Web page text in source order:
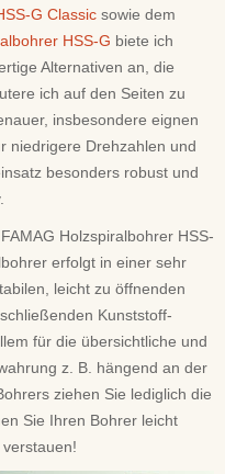
G Classic sowie dem
HSS-G biete ich
Alternativen an, die
ich auf den Seiten zu
insbesondere eignen
niedrigere Drehzahlen und
besonders robust und
Holzspiralbohrer HSS-
erfolgt in einer sehr
leicht zu öffnenden
Kunststoff-
für die übersichtliche und
z. B. hängend an der
ziehen Sie lediglich die
Sie Ihren Bohrer leicht